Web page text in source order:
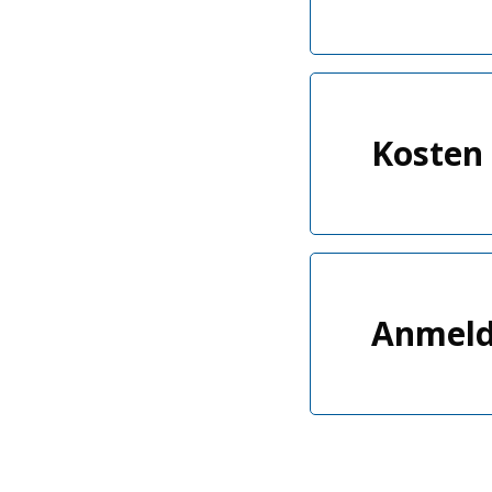
Kosten